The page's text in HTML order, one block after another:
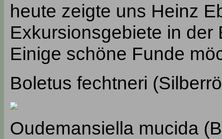
heute zeigte uns Heinz
Exkursionsgebiete in der
Einige schöne Funde
Boletus fechtneri
Oudemansiella mucida